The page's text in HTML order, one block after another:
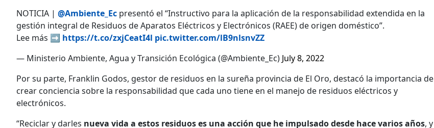
NOTICIA | @Ambiente_Ec presentó el “Instructivo para la aplicación de la responsabilidad extendida en la
gestión integral de Residuos de Aparatos Eléctricos y Electrónicos (RAEE) de origen doméstico”.
Lee más ➡️ https://t.co/zxjCeatI4l pic.twitter.com/lB9nlsnvZZ
— Ministerio Ambiente, Agua y Transición Ecológica (@Ambiente_Ec) July 8, 2022
Por su parte, Franklin Godos, gestor de residuos en la sureña provincia de El Oro, destacó la importancia de
crear conciencia sobre la responsabilidad que cada uno tiene en el manejo de residuos eléctricos y
electrónicos.
“Reciclar y darles nueva vida a estos residuos es una acción que he impulsado desde hace varios años, y